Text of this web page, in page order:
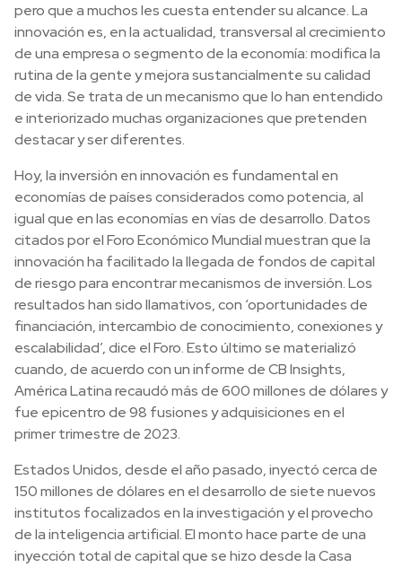
pero que a muchos les cuesta entender su alcance. La
innovación es, en la actualidad, transversal al crecimiento
de una empresa o segmento de la economía: modifica la
rutina de la gente y mejora sustancialmente su calidad
de vida. Se trata de un mecanismo que lo han entendido
e interiorizado muchas organizaciones que pretenden
destacar y ser diferentes.
Hoy, la inversión en innovación es fundamental en
economías de países considerados como potencia, al
igual que en las economías en vías de desarrollo. Datos
citados por el Foro Económico Mundial muestran que la
innovación ha facilitado la llegada de fondos de capital
de riesgo para encontrar mecanismos de inversión. Los
resultados han sido llamativos, con ‘oportunidades de
financiación, intercambio de conocimiento, conexiones y
escalabilidad’, dice el Foro. Esto último se materializó
cuando, de acuerdo con un informe de CB Insights,
América Latina recaudó más de 600 millones de dólares y
fue epicentro de 98 fusiones y adquisiciones en el
primer trimestre de 2023.
Estados Unidos, desde el año pasado, inyectó cerca de
150 millones de dólares en el desarrollo de siete nuevos
institutos focalizados en la investigación y el provecho
de la inteligencia artificial. El monto hace parte de una
inyección total de capital que se hizo desde la Casa